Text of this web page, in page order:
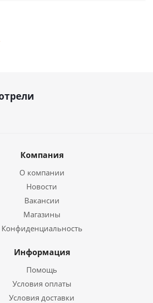
Компания
О компании
Новости
Вакансии
Магазины
Конфиденциальность
Информация
Помощь
Условия оплаты
Условия доставки